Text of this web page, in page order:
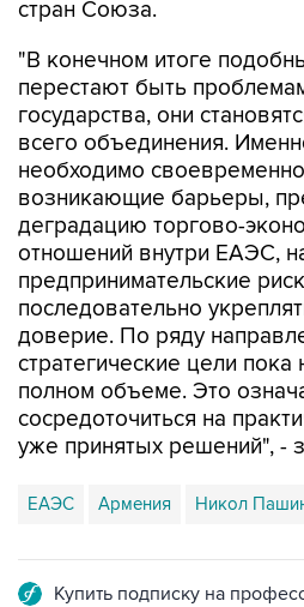
стран Союза.
"В конечном итоге
перестают быть
государства, они
всего объединения.
необходимо своевременно
возникающие барьеры,
деградацию торгово-
отношений внутри ЕАЭС,
предпринимательские
последовательно
доверие. По ряду
стратегические цели пока
полном объеме. Это
сосредоточиться на
уже принятых решений", -
ЕАЭС Армения Никол
Купить подписку на